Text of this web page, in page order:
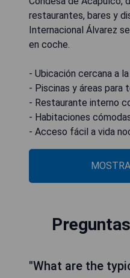
restaurantes, bares y
Internacional Álvarez
en coche.
- Ubicación cercana a
- Piscinas y áreas para
- Restaurante interno
- Habitaciones
- Acceso fácil a vida
"What are the